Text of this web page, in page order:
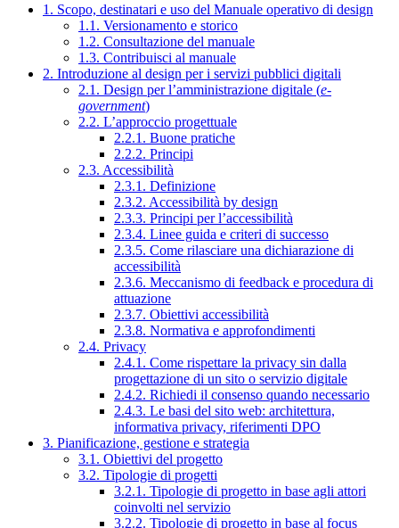
1. Scopo, destinatari e uso del Manuale operativo di design
1.1. Versionamento e storico
1.2. Consultazione del manuale
1.3. Contribuisci al manuale
2. Introduzione al design per i servizi pubblici digitali
2.1. Design per l’amministrazione digitale (e-
government)
2.2. L’approccio progettuale
2.2.1. Buone pratiche
2.2.2. Principi
2.3. Accessibilità
2.3.1. Definizione
2.3.2. Accessibilità by design
2.3.3. Principi per l’accessibilità
2.3.4. Linee guida e criteri di successo
2.3.5. Come rilasciare una dichiarazione di
accessibilità
2.3.6. Meccanismo di feedback e procedura di
attuazione
2.3.7. Obiettivi accessibilità
2.3.8. Normativa e approfondimenti
2.4. Privacy
2.4.1. Come rispettare la privacy sin dalla
progettazione di un sito o servizio digitale
2.4.2. Richiedi il consenso quando necessario
2.4.3. Le basi del sito web: architettura,
informativa privacy, riferimenti DPO
3. Pianificazione, gestione e strategia
3.1. Obiettivi del progetto
3.2. Tipologie di progetti
3.2.1. Tipologie di progetto in base agli attori
coinvolti nel servizio
3.2.2. Tipologie di progetto in base al focus